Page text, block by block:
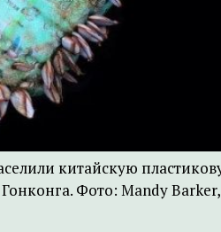
китайскую
Фото: Mandy